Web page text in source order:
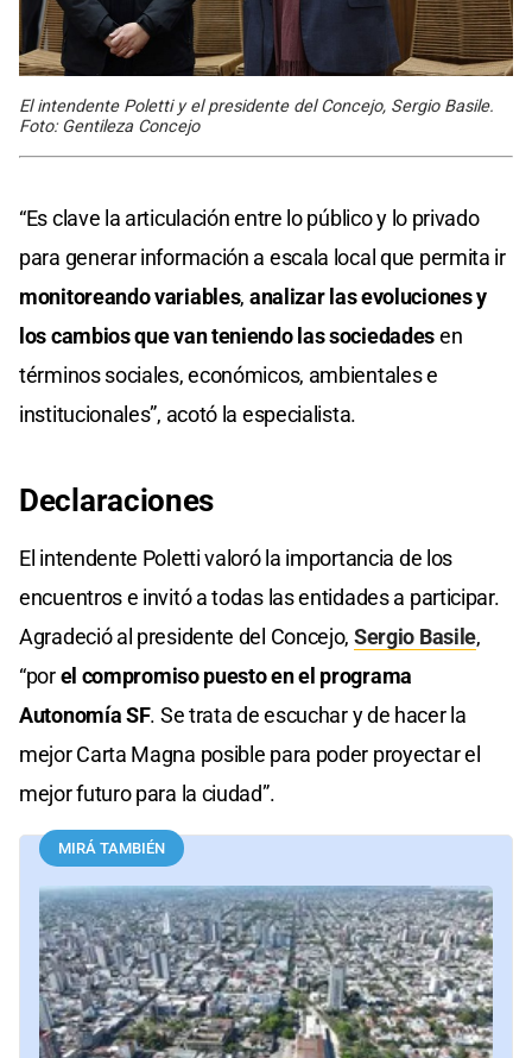
El intendente Poletti y el presidente del Concejo, Sergio Basile.
Foto: Gentileza Concejo
“Es clave la articulación entre lo público y lo privado
para generar información a escala local que permita ir
monitoreando variables, analizar las evoluciones y
los cambios que van teniendo las sociedadesen
términos sociales, económicos, ambientales e
institucionales”, acotó la especialista.
Declaraciones
El intendente Poletti valoró la importancia de los
encuentros e invitó a todas las entidades a participar.
Agradeció al presidente del Concejo, Sergio Basile,
“porel compromiso puesto en el programa
Autonomía SF. Se trata de escuchar y de hacer la
mejor Carta Magna posible para poder proyectar el
mejor futuro para la ciudad”.
MIRÁ TAMBIÉN